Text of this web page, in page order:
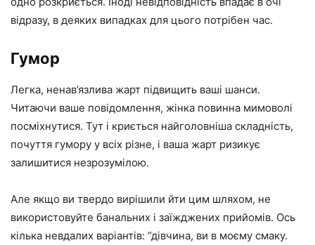
відразу, в деяких випадках для цього потрібен час.
Гумор
Легка, ненав’язлива жарт підвищить ваші шанси.
Читаючи ваше повідомлення, жінка повинна мимоволі
посміхнутися. Тут і криється найголовніша складність,
почуття гумору у всіх різне, і ваша жарт ризикує
залишитися незрозумілою.
Але якщо ви твердо вирішили йти цим шляхом, не
використовуйте банальних і заїжджених прийомів. Ось
кілька невдалих варіантів: “дівчина, ви в моєму смаку.